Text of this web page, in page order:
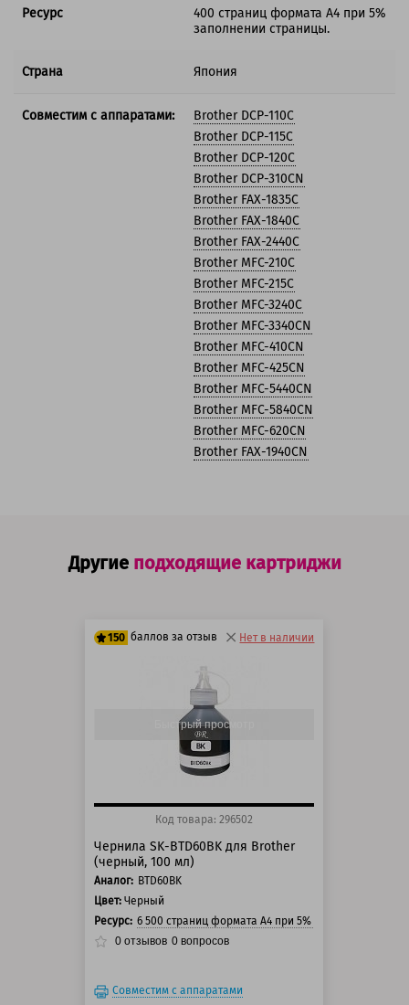
Ресурс
400 страниц формата А4 при 5%
заполнении страницы.
Страна Япония
Совместим с аппаратами:
Brother DCP-110C
Brother DCP-115C
Brother DCP-120C
Brother DCP-310CN
Brother FAX-1835C
Brother FAX-1840C
Brother FAX-2440C
Brother MFC-210C
Brother MFC-215C
Brother MFC-3240C
Brother MFC-3340CN
Brother MFC-410CN
Brother MFC-425CN
Brother MFC-5440CN
Brother MFC-5840CN
Brother MFC-620CN
Brother FAX-1940CN
Другие подходящие картриджи
150 баллов за отзыв Нет в наличии
Быстрый просмотр
Код товара: 296502
Чернила SK-BTD60BK для Brother
(черный, 100 мл)
Аналог: BTD60BK
Цвет: Черный
Ресурс: 6 500 страниц формата А4 при 5% заполнении
0 отзывов 0 вопросов
Совместим с аппаратами